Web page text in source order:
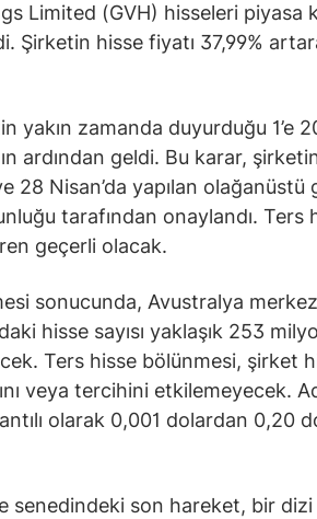
Limited (GVH) hisseleri piyasa
Şirketin hisse fiyatı 37,99%
yakın zamanda duyurduğu 1’e
ardından geldi. Bu karar,
28 Nisan’da yapılan olağanüstü
tarafından onaylandı. Ters
geçerli olacak.
sonucunda, Avustralya
hisse sayısı yaklaşık 253
Ters hisse bölünmesi, şirket
veya tercihini etkilemeyecek.
olarak 0,001 dolardan 0,20
senedindeki son hareket, bir